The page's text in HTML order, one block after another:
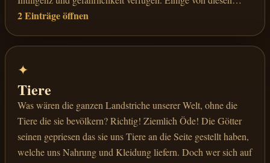
Exemplaren scheinen Alpträumen zu entspringen und
sehr verschieden und ebenso zahlreich. In den Folgenden
Abschnitten, will ich euch nun ein paar dieser Kreaturen
aufzählen.
2 Einträge öffnen
✦
Tiere
Was wären die ganzen Landstriche unserer Welt, ohne die
Tiere die sie bevölkern? Richtig! Ziemlich Öde! Die Götter
seinen gepriesen das sie uns Tiere an die Seite gestellt haben,
welche uns Nahrung und Kleidung liefern. Doch wer sich auf